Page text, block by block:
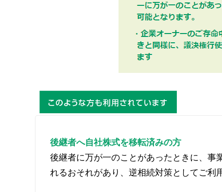
後継者へ自社株式を移転済みの方
後継者に万が一のことがあったときに、事
れるおそれがあり、逆相続対策としてご利